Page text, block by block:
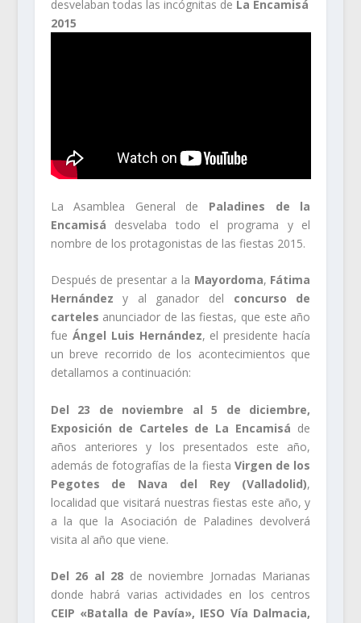
desvelaban todas las incógnitas de La Encamisá
2015
La Asamblea General de Paladines de la
Encamisá desvelaba todo el programa y el
nombre de los protagonistas de las fiestas 2015.
Después de presentar a la Mayordoma, Fátima
Hernández y al ganador del concurso de
carteles anunciador de las fiestas, que este año
fue Ángel Luis Hernández, el presidente hacía
un breve recorrido de los acontecimientos que
detallamos a continuación:
Del 23 de noviembre al 5 de diciembre,
Exposición de Carteles de La Encamisá de
años anteriores y los presentados este año,
además de fotografías de la fiesta Virgen de los
Pegotes de Nava del Rey (Valladolid),
localidad que visitará nuestras fiestas este año, y
a la que la Asociación de Paladines devolverá
visita al año que viene.
Del 26 al 28 de noviembre Jornadas Marianas
donde habrá varias actividades en los centros
CEIP «Batalla de Pavía», IESO Vía Dalmacia,